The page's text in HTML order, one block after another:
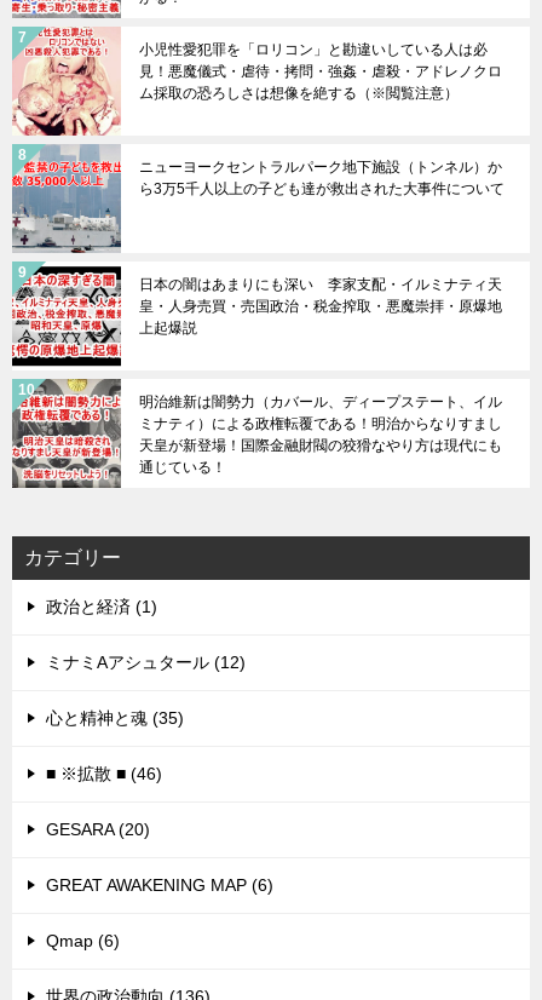
小児性愛犯罪を「ロリコン」と勘違いしている人は必
見！悪魔儀式・虐待・拷問・強姦・虐殺・アドレノクロ
ム採取の恐ろしさは想像を絶する（※閲覧注意）
ニューヨークセントラルパーク地下施設（トンネル）か
ら3万5千人以上の子ども達が救出された大事件について
日本の闇はあまりにも深い 李家支配・イルミナティ天
皇・人身売買・売国政治・税金搾取・悪魔崇拝・原爆地
上起爆説
明治維新は闇勢力（カバール、ディープステート、イル
ミナティ）による政権転覆である！明治からなりすまし
天皇が新登場！国際金融財閥の狡猾なやり方は現代にも
通じている！
カテゴリー
政治と経済 (1)
ミナミAアシュタール (12)
心と精神と魂 (35)
■ ※拡散 ■ (46)
GESARA (20)
GREAT AWAKENING MAP (6)
Qmap (6)